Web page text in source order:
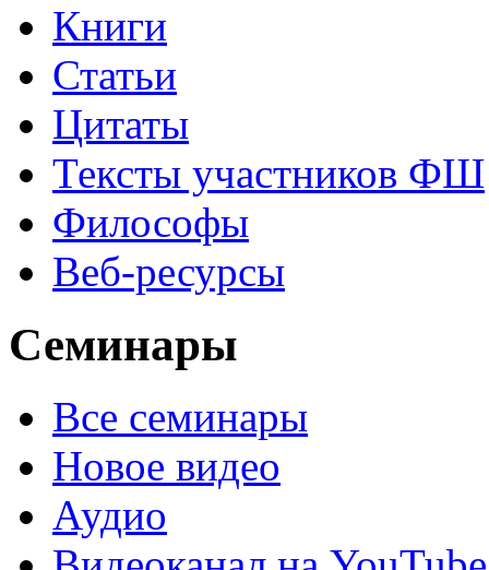
Книги
Статьи
Цитаты
Тексты участников ФШ
Философы
Веб-ресурсы
Семинары
Все семинары
Новое видео
Аудио